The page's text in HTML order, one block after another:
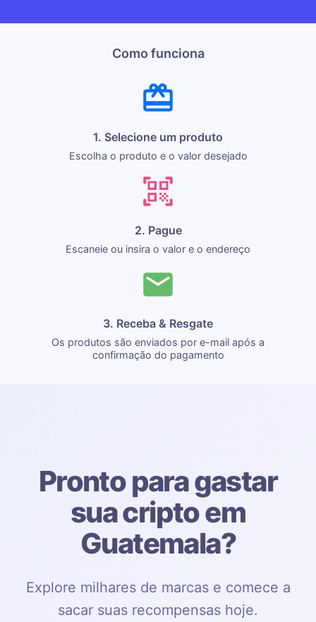
Como funciona
1. Selecione um produto
Escolha o produto e o valor desejado
2. Pague
Escaneie ou insira o valor e o endereço
3. Receba & Resgate
Os produtos são enviados por e-mail após a
confirmação do pagamento
Pronto para gastar
sua cripto em
Guatemala?
Explore milhares de marcas e comece a
sacar suas recompensas hoje.